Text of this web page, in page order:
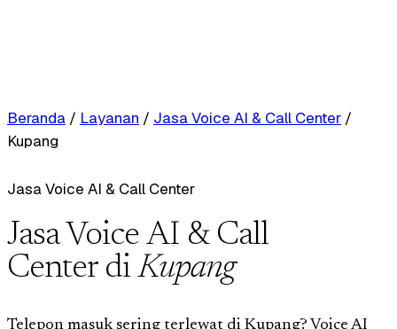
Beranda / Layanan / Jasa Voice AI & Call Center /
Kupang
Jasa Voice AI & Call Center
Jasa Voice AI & Call
Center diKupang
Telepon masuk sering terlewat di Kupang? Voice AI